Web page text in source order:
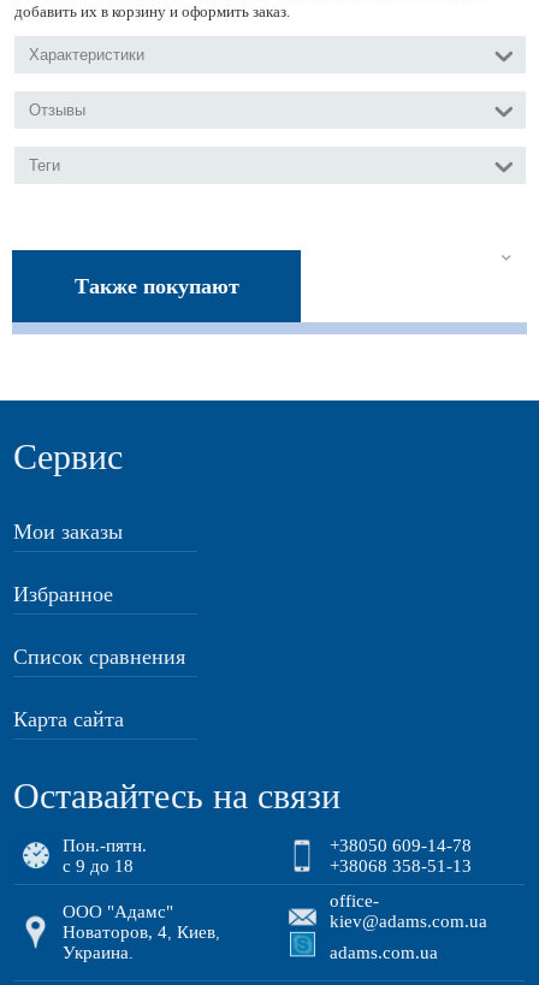
добавить их в корзину и оформить заказ.
Характеристики
Отзывы
Теги
Также покупают
Сервис
Мои заказы
Избранное
Список сравнения
Карта сайта
Оставайтесь на связи
Пон.-пятн.
с 9 до 18
+38050 609-14-78
+38068 358-51-13
ООО "Адамс"
Новаторов, 4 ,Киев
Украина
office-
kiev@adams.com.ua
adams.com.ua